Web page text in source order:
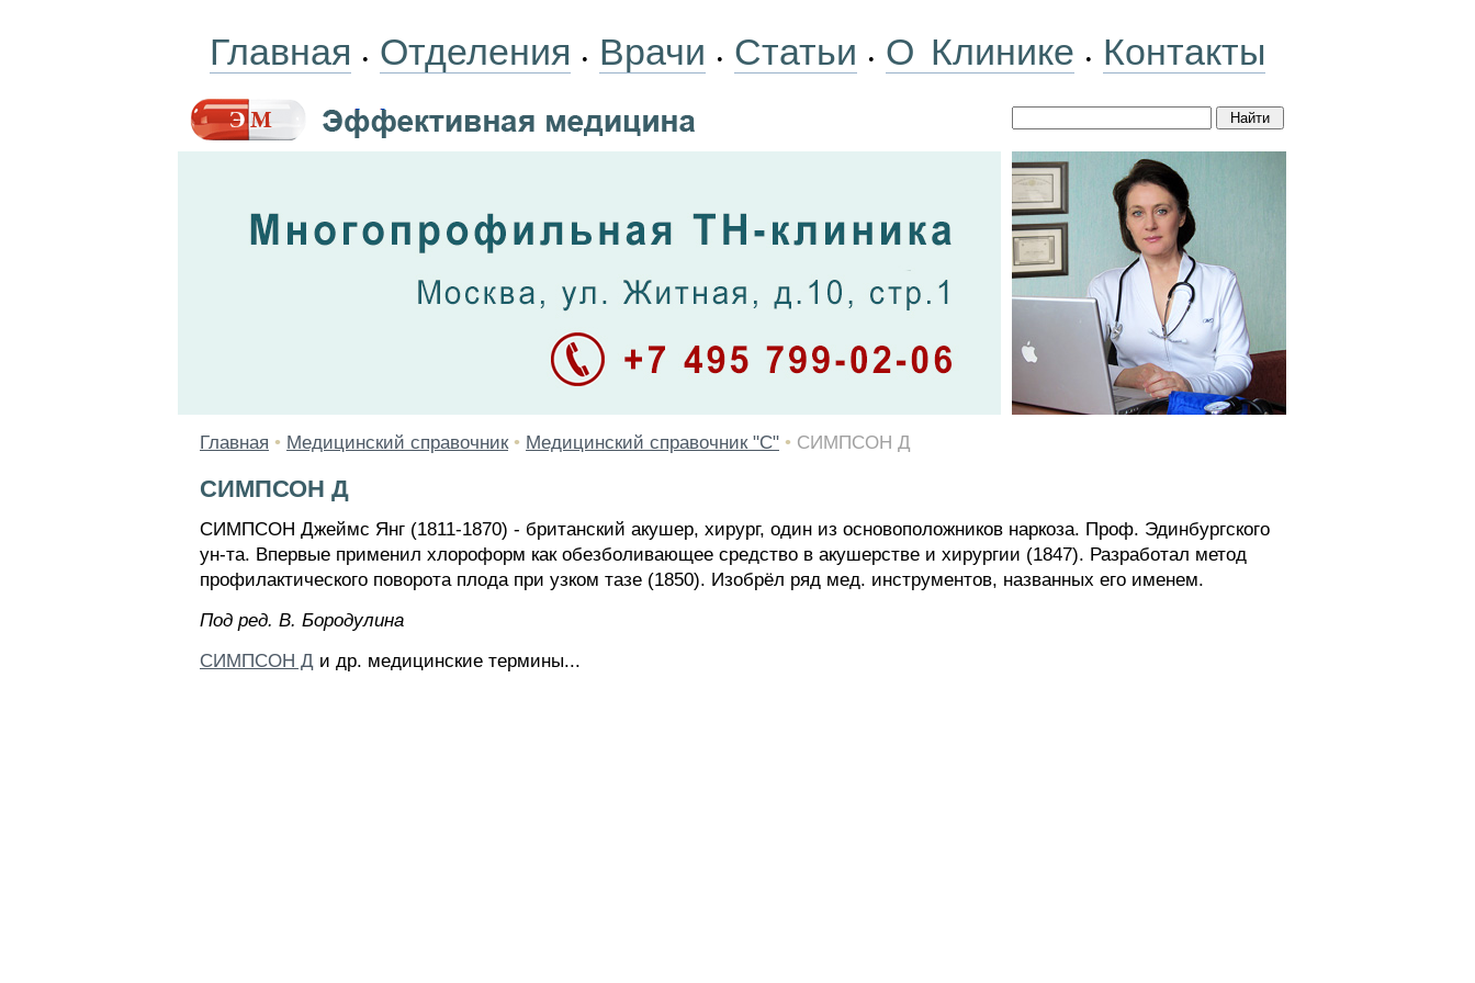
Главная • Отделения • Врачи • Статьи • О Клинике • Контакты
Главная • Медицинский справочник • Медицинский справочник "С" • СИМПСОН Д
СИМПСОН Д
СИМПСОН Джеймс Янг (1811-1870) - британский акушер, хирург, один из основоположников наркоза. Проф. Эдинбургского
ун-та. Впервые применил хлороформ как обезболивающее средство в акушерстве и хирургии (1847). Разработал метод
профилактического поворота плода при узком тазе (1850). Изобрёл ряд мед. инструментов, названных его именем.
Пoд peд. B. Бopoдyлинa
СИМПСОН Д и др. медицинские термины...